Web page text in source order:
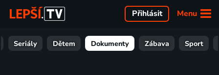
Menu
Přihlásit
Seriály Dětem Dokumenty Zábava Sport